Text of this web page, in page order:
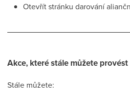
Otevřít stránku darování
Akce, které stále můžete provést
Stále můžete: